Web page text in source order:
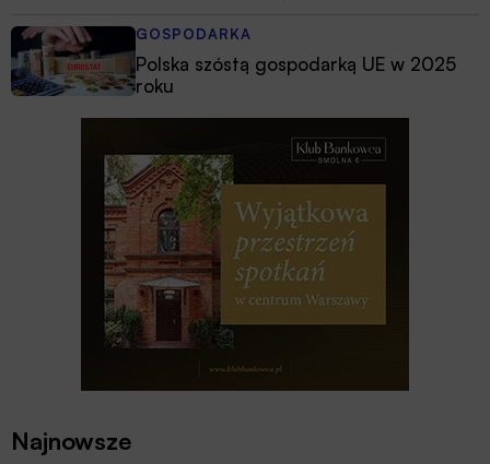
GOSPODARKA
Polska szóstą gospodarką UE w 2025
roku
Najnowsze